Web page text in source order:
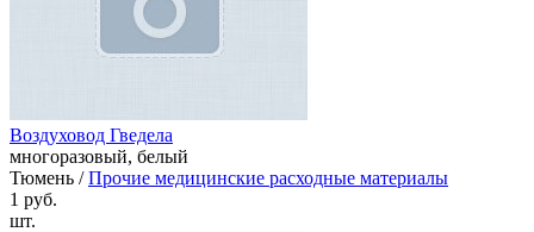
Воздуховод Гведела
многоразовый, белый
Тюмень /Прочие медицинские расходные материалы
1 руб.
шт.